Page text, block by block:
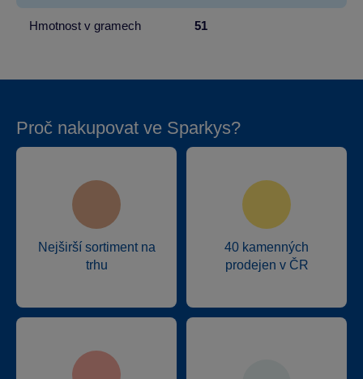
Hmotnost v gramech 51
Proč nakupovat ve Sparkys?
Nejširší sortiment na
trhu
40 kamenných
prodejen v ČR